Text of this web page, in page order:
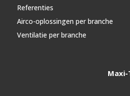
Referenties
Airco-oplossingen per branche
Ventilatie per branche